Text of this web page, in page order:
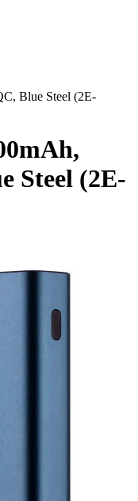
Blue Steel (2E-
Steel (2E-